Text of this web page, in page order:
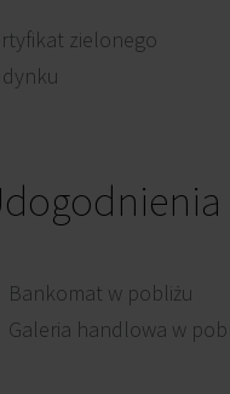
zielonego
Bankomat w pobliżu
Galeria handlowa w